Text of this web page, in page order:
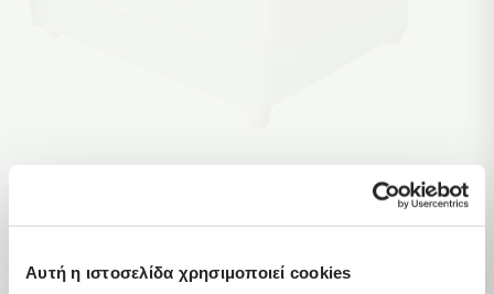
Αυτή η ιστοσελίδα χρησιμοποιεί cookies
Melva